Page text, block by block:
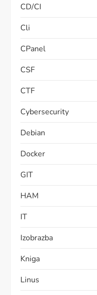
CD/CI
Cli
CPanel
CSF
CTF
Cybersecurity
Debian
Docker
GIT
HAM
IT
Izobrazba
Kniga
Linus